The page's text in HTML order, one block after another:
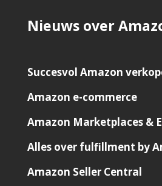
Nieuws over
Succesvol Amazon
Amazon e-commerce
Amazon Marketplaces &
Alles over fulfillment by
Amazon Seller Central